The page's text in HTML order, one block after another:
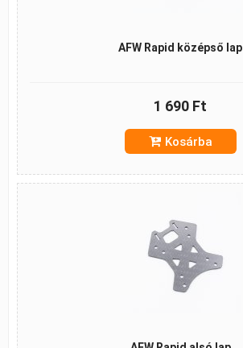
AFW Rapid középső lap
1 690 Ft
Kosárba